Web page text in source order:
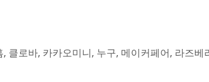
클로바, 카카오미니, 누구, 메이커페어, 라즈